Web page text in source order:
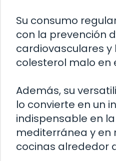
Su consumo
con la prevención
cardiovasculares y
colesterol malo en
Además, su
lo convierte en un
indispensable en
mediterránea y en
cocinas alrededor